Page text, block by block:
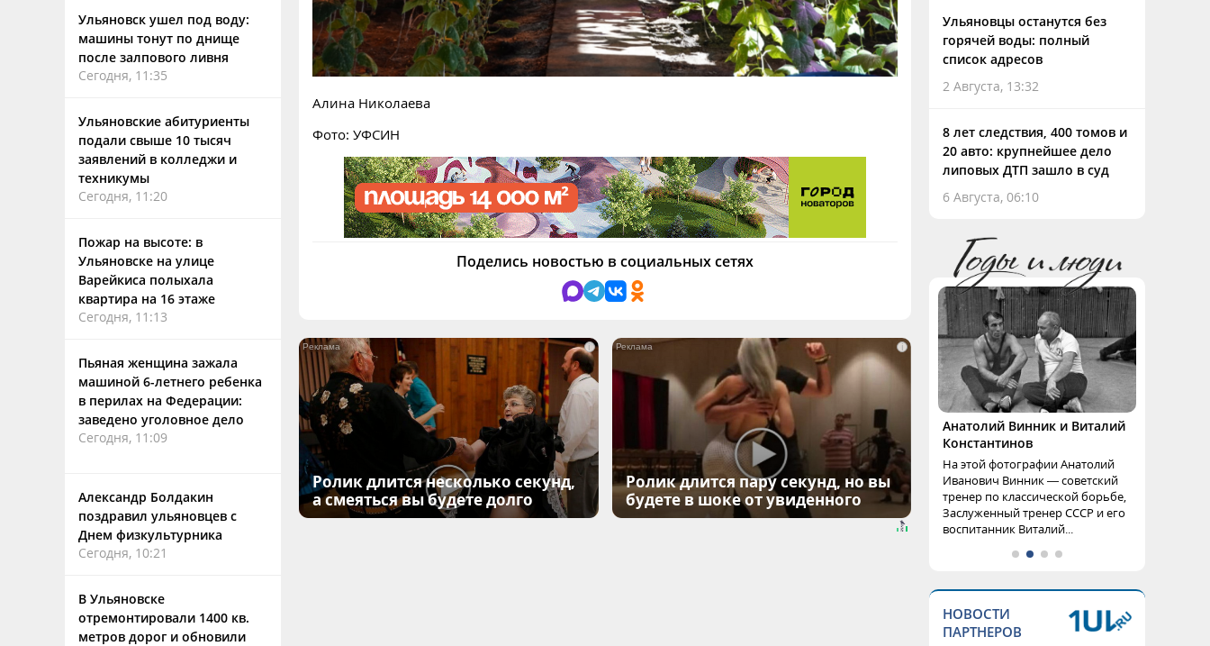
Ульяновск ушел под воду:
машины тонут по днище
после залпового ливня
Сегодня, 11:35
Ульяновские абитуриенты
подали свыше 10 тысяч
заявлений в колледжи и
техникумы
Сегодня, 11:20
Пожар на высоте: в
Ульяновске на улице
Варейкиса полыхала
квартира на 16 этаже
Сегодня, 11:13
Пьяная женщина зажала
машиной 6-летнего ребенка
в перилах на Федерации:
заведено уголовное дело
Сегодня, 11:09
Александр Болдакин
поздравил ульяновцев с
Днем физкультурника
Сегодня, 10:21
В Ульяновске
отремонтировали 1400 кв.
метров дорог и обновили
Алина Николаева
Фото: УФСИН
Поделись новостью в социальных сетях
i
Ролик длится несколько секунд,
а смеяться вы будете долго
i
Ролик длится пару секунд, но вы
будете в шоке от увиденного
Ульяновцы останутся без
горячей воды: полный
список адресов
2 Августа, 13:32
8 лет следствия, 400 томов и
20 авто: крупнейшее дело
липовых ДТП зашло в суд
6 Августа, 06:10
Анатолий Винник и Виталий
Константинов
На этой фотографии Анатолий
Иванович Винник — советский
тренер по классической борьбе,
Заслуженный тренер СССР и его
воспитанник Виталий...
НОВОСТИ
ПАРТНЕРОВ